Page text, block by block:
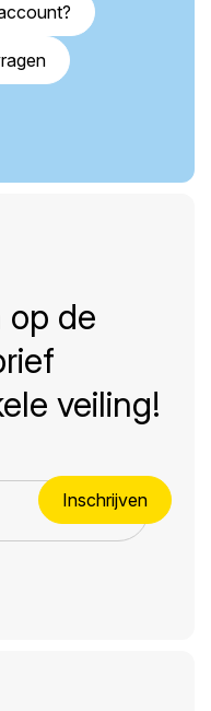
op de
veiling!
Inschrijven